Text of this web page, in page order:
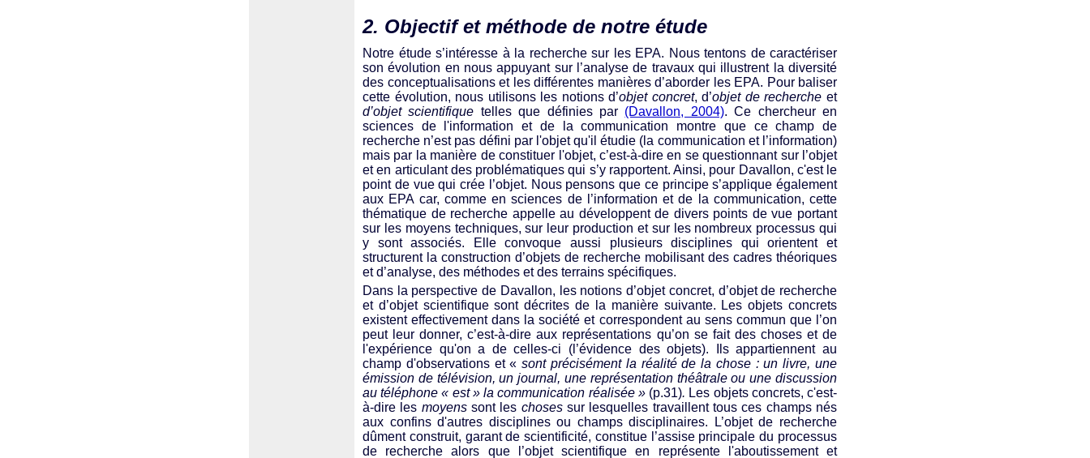
2. Objectif et méthode de notre étude
Notre étude s’intéresse à la recherche sur les EPA. Nous tentons de caractériser
son évolution en nous appuyant sur l’analyse de travaux qui illustrent la diversité
des conceptualisations et les différentes manières d’aborder les EPA. Pour baliser
cette évolution, nous utilisons les notions d’objet concret, d’objet de rechercheet
d’objet scientifique telles que définies par (Davallon, 2004). Ce chercheur en
sciences de l'information et de la communication montre que ce champ de
recherche n’est pas défini par l'objet qu'il étudie (la communication et l’information)
mais par la manière de constituer l'objet, c’est-à-dire en se questionnant sur l’objet
et en articulant des problématiques qui s’y rapportent. Ainsi, pour Davallon, c'est le
point de vue qui crée l’objet. Nous pensons que ce principe s’applique également
aux EPA car, comme en sciences de l’information et de la communication, cette
thématique de recherche appelle au développent de divers points de vue portant
sur les moyens techniques, sur leur production et sur les nombreux processus qui
y sont associés. Elle convoque aussi plusieurs disciplines qui orientent et
structurent la construction d’objets de recherche mobilisant des cadres théoriques
et d’analyse, des méthodes et des terrains spécifiques.
Dans la perspective de Davallon, les notions d’objet concret, d’objet de recherche
et d’objet scientifique sont décrites de la manière suivante. Les objets concrets
existent effectivement dans la société et correspondent au sens commun que l’on
peut leur donner, c’est-à-dire aux représentations qu’on se fait des choses et de
l'expérience qu'on a de celles-ci (l’évidence des objets). Ils appartiennent au
champ d'observations et «sont précisément la réalité de la chose : un livre, une
émission de télévision, un journal, une représentation théâtrale ou une discussion
au téléphone « est » la communication réalisée » (p.31). Les objets concrets, c'est-
à-dire les moyenssont les chosessur lesquelles travaillent tous ces champs nés
aux confins d'autres disciplines ou champs disciplinaires. L’objet de recherche
dûment construit, garant de scientificité, constitue l’assise principale du processus
de recherche alors que l’objet scientifique en représente l'aboutissement et